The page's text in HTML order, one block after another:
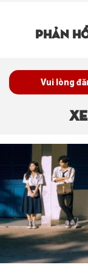
Phản
Vui lòng